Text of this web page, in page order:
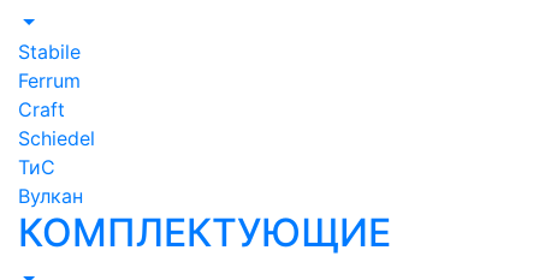
Stabile
Ferrum
Craft
Schiedel
ТиС
Вулкан
КОМПЛЕКТУЮЩИЕ